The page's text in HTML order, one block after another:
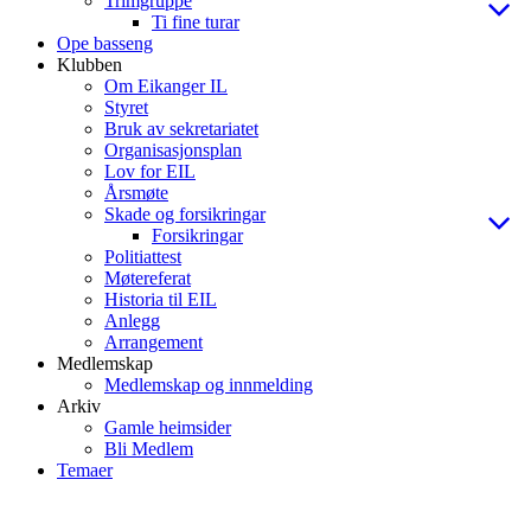
Ti fine turar
Ope basseng
Klubben
Om Eikanger IL
Styret
Bruk av sekretariatet
Organisasjonsplan
Lov for EIL
Årsmøte
Skade og forsikringar
Forsikringar
Politiattest
Møtereferat
Historia til EIL
Anlegg
Arrangement
Medlemskap
Medlemskap og innmelding
Arkiv
Gamle heimsider
Bli Medlem
Temaer